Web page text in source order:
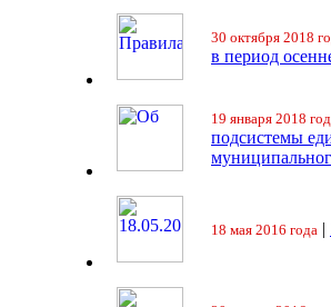
30 октября 2018
в период
19 января 2018
подсистемы
18 мая 2016 года |